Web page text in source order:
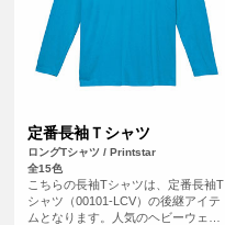
定番長袖Ｔシャツ
ロングTシャツ / Printstar
全15色
こちらの長袖Tシャツは、定番長袖T
シャツ（00101-LCV）の後継アイテ
ムとなります。人気のヘビーウェイ